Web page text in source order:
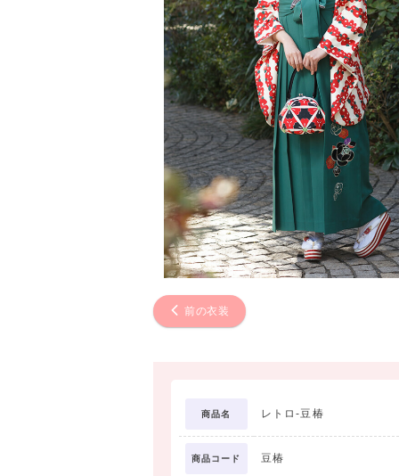
前の衣装
商品名 レトロ-豆椿
商品コード 豆椿